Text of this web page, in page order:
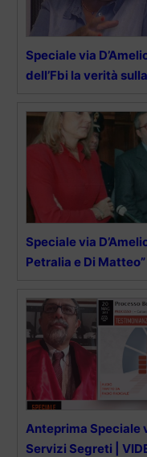
Speciale via
dell’Fbi la verità
Speciale via
Petralia e Di Matteo”
Anteprima Speciale
Servizi Segreti |